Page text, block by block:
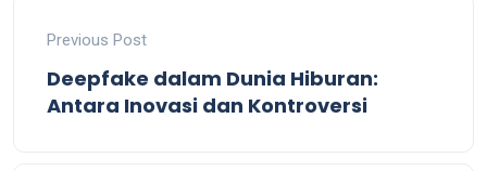
Previous Post
Deepfake dalam Dunia Hiburan:
Antara Inovasi dan Kontroversi